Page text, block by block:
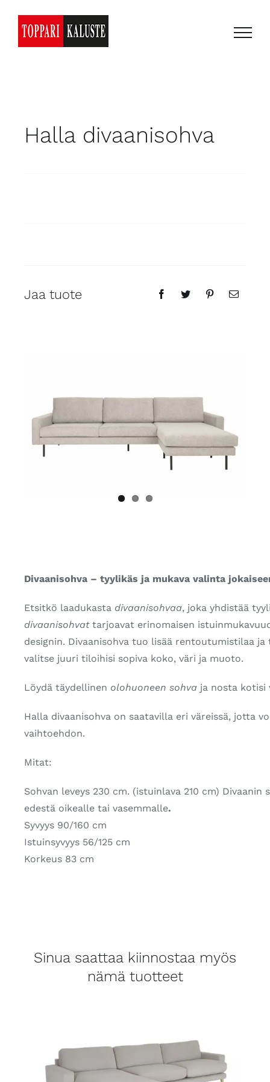
content
Halla divaanisohva
Jaa tuote
Divaanisohva – tyylikäs ja mukava valinta
Etsitkö laadukasta divaanisohvaa, joka yhdistää
divaanisohvattarjoavat erinomaisen
designin. Divaanisohva tuo lisää rentoutumistilaa
valitse juuri tiloihisi sopiva koko, väri ja muoto.
Löydä täydellinen olohuoneen sohvaja nosta kotisi
Halla divaanisohva on saatavilla eri väreissä, jotta
vaihtoehdon.
Mitat:
Sohvan leveys 230 cm. (istuinlava 210 cm)
edestä oikealle tai vasemmalle.
Syvyys 90/160 cm
Istuinsyvyys 56/125 cm
Korkeus 83 cm
Sinua saattaa kiinnostaa myös
nämä tuotteet